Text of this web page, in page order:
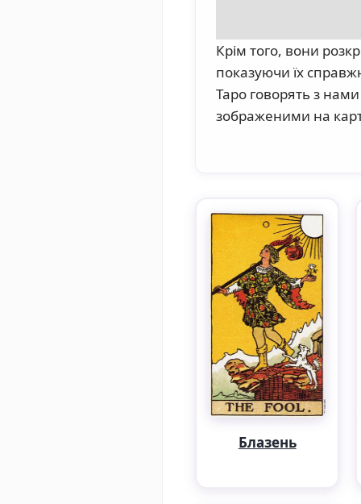
Крім того, вони
показуючи їх
Таро говорять з
зображеними на
Блазень